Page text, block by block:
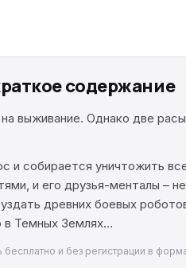
содержание
выживание. Однако две
и собирается уничтожить
и его друзья-менталы –
древних боевых
в Темных Землях…
и без регистрации в